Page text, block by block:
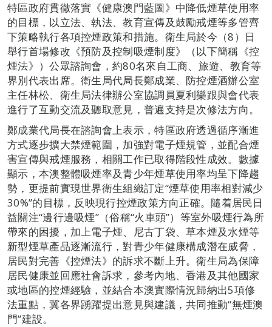
特區政府貫徹落實《健康澳門藍圖》中降低煙草使用率
的目標，以立法、執法、教育宣傳及鼓勵戒煙等多管齊
下策略執行各項控煙政策和措施。衛生局於今（8）日
舉行首場修改《預防及控制吸煙制度》（以下簡稱《控
煙法》）公眾諮詢會，約80名來自工商、旅遊、教育等
界別代表出席。衛生局代局長鄭成業、防控煙酒辦公室
主任林松、衛生局法律辦公室協調員夏利樂跟與會代表
進行了互動交流及聽取意見，普遍支持是次修法方向。
鄭成業代局長在諮詢會上表示，特區政府透過循序漸進
方式逐步擴大禁煙範圍，加強對電子煙規管，並配合煙
害宣傳與戒煙服務，相關工作已取得階段性成效。數據
顯示，本澳整體吸煙率及青少年煙草使用率均呈下降趨
勢，更提前實現世界衛生組織訂定“煙草使用率相對減少
30%”的目標，反映現行控煙政策方向正確。隨着居民日
益關注“邊行邊吸煙”（俗稱“火車頭”）等室外吸煙行為所
帶來的困擾，加上電子煙、尼古丁袋、草本煙及水煙等
新型煙草產品逐漸流行，對青少年健康構成潛在威脅，
居民對完善《控煙法》的訴求不斷上升。衛生局為保障
居民健康並回應社會訴求，參考內地、香港及其他國家
或地區的控煙經驗，並結合本澳實際情況歸納出5項修
法重點，冀各界踴躍提出意見與建議，共同推動“無煙澳
門”建設。